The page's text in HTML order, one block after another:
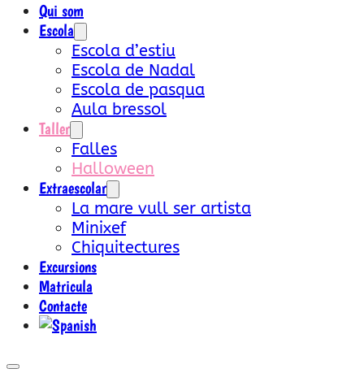
Qui som
Escola
Escola d’estiu
Escola de Nadal
Escola de pasqua
Aula bressol
Taller
Falles
Halloween
Extraescolar
La mare vull ser artista
Minixef
Chiquitectures
Excursions
Matricula
Contacte